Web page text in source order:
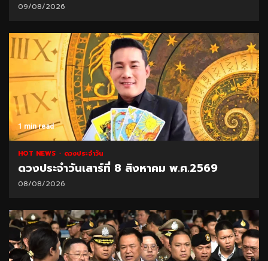
09/08/2026
1 min read
HOT NEWS ดวงประจำวัน
ดวงประจำวันเสาร์ที่ 8 สิงหาคม พ.ศ.2569
08/08/2026